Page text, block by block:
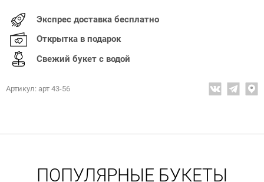
Экспрес доставка бесплатно
Открытка в подарок
Свежий букет с водой
Артикул: арт 43-56
ПОПУЛЯРНЫЕ БУКЕТЫ